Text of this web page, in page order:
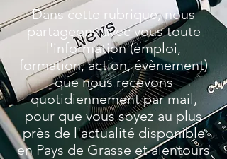
Dans cette rubrique, nous
partageons avec vous toute
l'information (emploi,
formation, action, évènement)
que nous recevons
quotidiennement par mail,
pour que vous soyez au plus
près de l'actualité disponible
en Pays de Grasse et alentours